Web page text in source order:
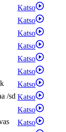
Katso
Katso
Katso
Katso
Katso
Katso
Katso
/sd Katso
Katso
Katso